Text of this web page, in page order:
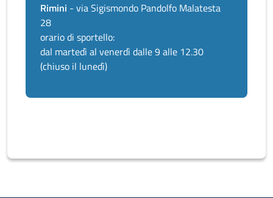
Rimini - via Sigismondo Pandolfo Malatesta
28
orario di sportello:
dal martedì al venerdì dalle 9 alle 12.30
(chiuso il lunedì)